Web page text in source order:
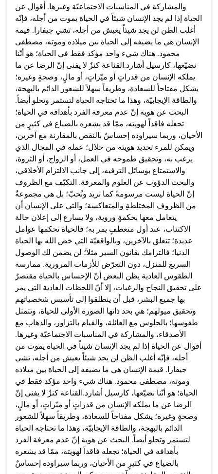
والمشاركة في المناسبات الاجتماعيّة وغيرها. أقوال عن
الحياة إذا لم يجد الإنسان شيئاً في الحياة يموت من أجله، فإنّه
أغلب الظن لن يجد شيئاً يعيش من أجله، تشي جيفارا. قيمة
الإنسان هي ما يضيفه إلى الحياة بين ميلاده وموته، مصطفى
محمود. هناك شيء واحد مؤكد فقط في الحياة؛ هو أنّنا
نضيّعها، كارسيل أشارد.القناعة كنزٌ لا يفنى إنّ الرضا عن ما
يملكه الإنسان من قدراتٍ أو ميّزاتٍ، أو مالٍ، وصحةٍ وغيره؛
يشكل مفتاحاً للسعادة، وطريقاً سهلاً للشعور الدائم بالبهجة،
والطاقة الإيجابيّة، وهذا ما تحتاجه الحياة لتستمر وتحلو أيضاً.
البحث عن هوية إنّ عدم معرفة الفرد بأهدافه في الحياة؛
تجعله فاقداً لهويته، ممّا قد يشعره بالضياع في كثيرٍ من
الأحيان، وربما سيراوده إحساسٌ بالنقص بالمقارنة مع آخرين،
ويمكن للمرء تحديد هويته من خلال؛ عمله في المجال الذي
يرغب به، وتحقيق طموحه في العمل، أو الزواج، أو الثروة،
والاستمتاع بوسائل الترفيه، إلى جانب الالتزام الأخلاقي،
والبحث الدؤوب عن العلوم والمعرفة. التكيّف مع الظروف
إنّ الحياة ليست مرسومةً كما نريد ونُحبّ؛ بل هي مجموعةٌ
من الظروف المختلطةِ والمتعاكسة؛ والتي على الإنسان أن
يتعامل معها بحكمةٍ وروية، ولا يسارع إلى إعلان حالة
الاكتئاب، عند أول منعطفٍ يمر به؛ فالحياة تحكمها عوامل
عديدة؛ تتعلق بالآخرين، وبالواقعيّة التي خص الله بها الحياة
الدنيا؛ فالتزامك بقانون السير مثلاً؛ لن يضمن لك الوصول
السريع للمنزل، دون التعرّض للأزمات المرورية. ممارسة
الطقوس العادية يظن البعض أنّ الإحساس بالحياة مقتصرٌ
على تحقيق النجاح والرغبات، إلا أنّ اللحظات العادية التي يمر
بها جميع البشر، قبل أن ينطلقوا إلى تأسيس شخصياتهم
وتحقيق ميولهم؛ هي بحد ذاتها الصورة الأولى للحياة، وتتمثل
طقوسها؛ بالجلوس مع العائلة، والقيام بالتزاور، والذهاب مع
الأصدقاء، والمشاركة في المناسبات الاجتماعيّة وغيرها.
أقوال عن الحياة إذا لم يجد الإنسان شيئاً في الحياة يموت من
أجله، فإنّه أغلب الظن لن يجد شيئاً يعيش من أجله، تشي
جيفارا. قيمة الإنسان هي ما يضيفه إلى الحياة بين ميلاده
وموته، مصطفى محمود. هناك شيء واحد مؤكد فقط في
الحياة؛ هو أنّنا نضيّعها، كارسيل أشارد.القناعة كنزٌ لا يفنى إنّ
الرضا عن ما يملكه الإنسان من قدراتٍ أو ميّزاتٍ، أو مالٍ،
وصحةٍ وغيره؛ يشكل مفتاحاً للسعادة، وطريقاً سهلاً للشعور
الدائم بالبهجة، والطاقة الإيجابيّة، وهذا ما تحتاجه الحياة
لتستمر وتحلو أيضاً. البحث عن هوية إنّ عدم معرفة الفرد
بأهدافه في الحياة؛ تجعله فاقداً لهويته، ممّا قد يشعره
بالضياع في كثيرٍ من الأحيان، وربما سيراوده إحساسٌ